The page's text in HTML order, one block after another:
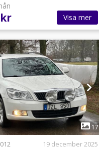
Visa mer
1
17
19 december 2025